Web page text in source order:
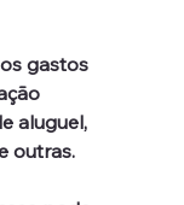
gastos
aluguel,
outras.